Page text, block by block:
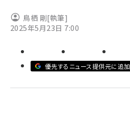
アスクル (1119)
base (1071)
ビィ・フォアード (773)
revico (739)
鳥栖 剛[執筆]
2025年5月23日 7:00
優先するニュース提供元に追加